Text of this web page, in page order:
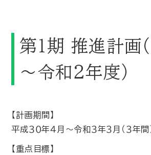
第１期 推進計画
～令和２年度）
【計画期間】
平成３０年４月～令和３年３月（３年間
【重点目標】